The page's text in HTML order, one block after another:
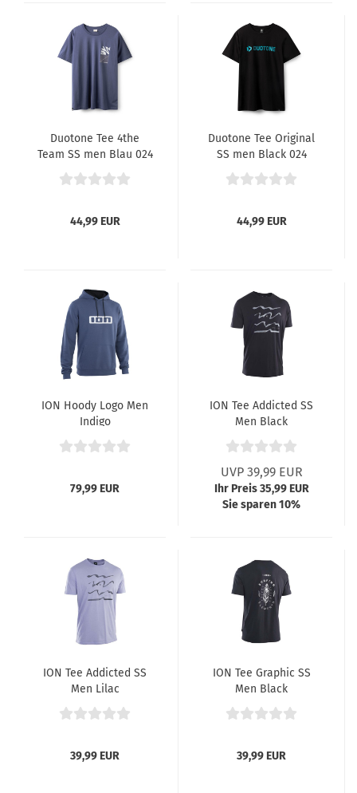
Duotone Tee 4the
Team SS men Blau 024
44,99 EUR
Duotone Tee Original
SS men Black 024
44,99 EUR
ION Hoody Logo Men
Indigo
79,99 EUR
ION Tee Addicted SS
Men Black
UVP 39,99 EUR
Ihr Preis 35,99 EUR
Sie sparen 10%
ION Tee Addicted SS
Men Lilac
39,99 EUR
ION Tee Graphic SS
Men Black
39,99 EUR